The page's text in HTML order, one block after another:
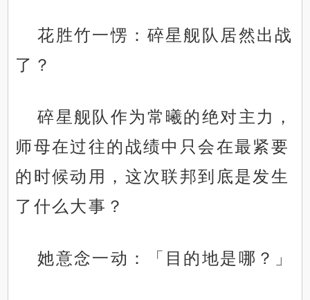
花胜竹一愣：碎星舰队居然出战
了？
碎星舰队作为常曦的绝对主力，
师母在过往的战绩中只会在最紧要
的时候动用，这次联邦到底是发生
了什么大事？
她意念一动：「目的地是哪？」